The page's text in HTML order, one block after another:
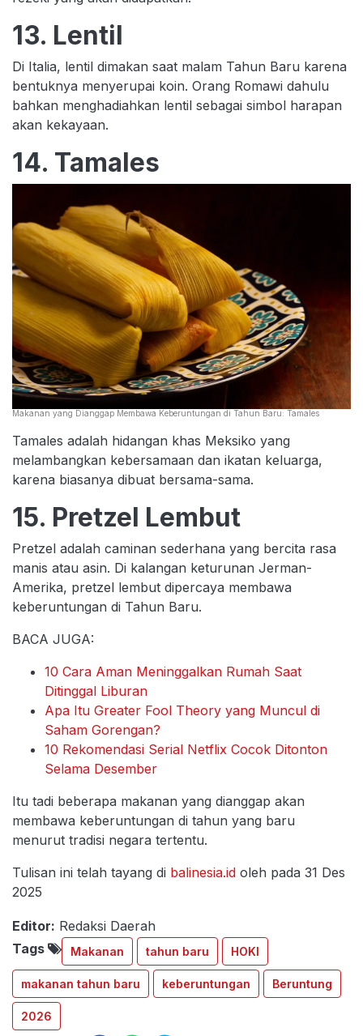
13. Lentil
Di Italia, lentil dimakan saat malam Tahun Baru karena
bentuknya menyerupai koin. Orang Romawi dahulu
bahkan menghadiahkan lentil sebagai simbol harapan
akan kekayaan.
14. Tamales
Makanan yang Dianggap Membawa Keberuntungan di Tahun Baru: Tamales
Tamales adalah hidangan khas Meksiko yang
melambangkan kebersamaan dan ikatan keluarga,
karena biasanya dibuat bersama-sama.
15. Pretzel Lembut
Pretzel adalah caminan sederhana yang bercita rasa
manis atau asin. Di kalangan keturunan Jerman-
Amerika, pretzel lembut dipercaya membawa
keberuntungan di Tahun Baru.
BACA JUGA:
10 Cara Aman Meninggalkan Rumah Saat
Ditinggal Liburan
Apa Itu Greater Fool Theory yang Muncul di
Saham Gorengan?
10 Rekomendasi Serial Netflix Cocok Ditonton
Selama Desember
Itu tadi beberapa makanan yang dianggap akan
membawa keberuntungan di tahun yang baru
menurut tradisi negara tertentu.
Tulisan ini telah tayang di balinesia.id oleh pada 31 Des
2025
Editor: Redaksi Daerah
Tags
Makanan tahun baru HOKI
makanan tahun baru keberuntungan Beruntung
2026